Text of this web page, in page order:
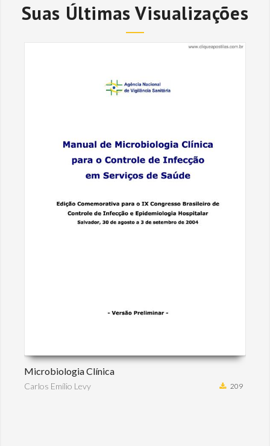
Suas Últimas Visualizações
Microbiologia Clínica
Carlos Emílio Levy 209